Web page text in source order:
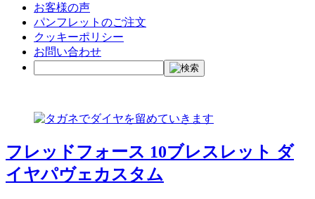
お客様の声
パンフレットのご注文
クッキーポリシー
お問い合わせ
フレッドフォース 10ブレスレット ダ
イヤパヴェカスタム